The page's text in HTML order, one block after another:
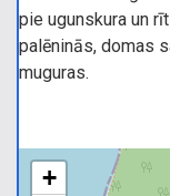
pie ugunskura un
palēninās, domas
muguras.
+